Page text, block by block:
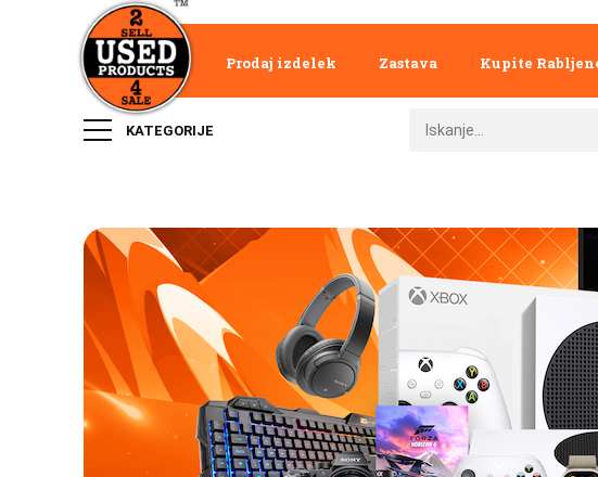
Prodaj izdelek Zastava Kupite
KATEGORIJE